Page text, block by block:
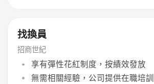
找換員
招商世紀
享有彈性花紅制度，按績效發放
無需相關經驗，公司提供在職培訓